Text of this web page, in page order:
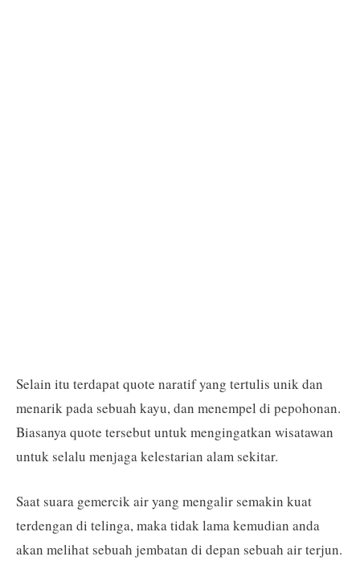
Selain itu terdapat quote naratif yang tertulis unik dan
menarik pada sebuah kayu, dan menempel di pepohonan.
Biasanya quote tersebut untuk mengingatkan wisatawan
untuk selalu menjaga kelestarian alam sekitar.
Saat suara gemercik air yang mengalir semakin kuat
terdengan di telinga, maka tidak lama kemudian anda
akan melihat sebuah jembatan di depan sebuah air terjun.